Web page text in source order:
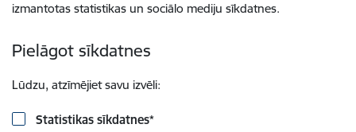
izmantotas statistikas un sociālo mediju sīkdatnes.
Pielāgot sīkdatnes
Lūdzu, atzīmējiet savu izvēli:
Statistikas sīkdatnes*